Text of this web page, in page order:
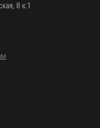
8 к.1